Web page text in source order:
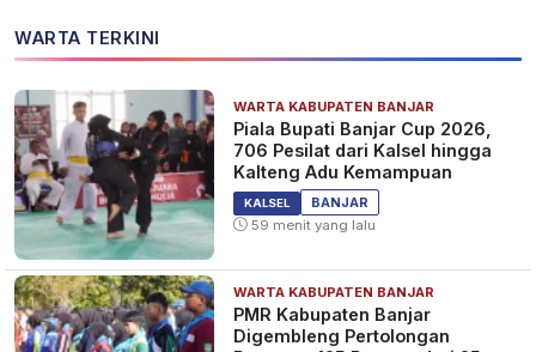
Harga Emas Hari ini Rp
3.168.000/Gram
EKONOMI 6 bulan yang lalu
Harga Emas Antam Tahan di Rp
2,916 Juta per Gram Hari Ini,
WARTA TERKINI
WARTA KABUPATEN BANJAR
Piala Bupati Banjar Cup 2026,
706 Pesilat dari Kalsel hingga
Kalteng Adu Kemampuan
KALSEL
BANJAR
59 menit yang lalu
WARTA KABUPATEN BANJAR
PMR Kabupaten Banjar
Digembleng Pertolongan